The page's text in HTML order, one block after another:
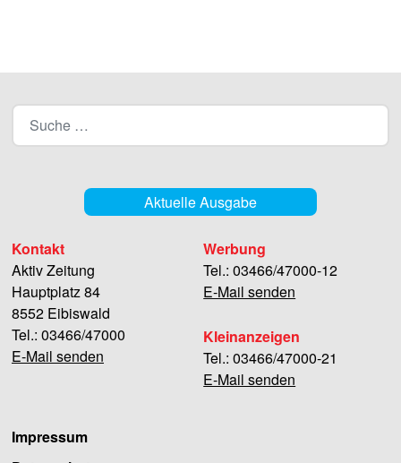
Aktuelle Ausgabe
Kontakt
Aktiv Zeitung
Hauptplatz 84
8552 Eibiswald
Tel.: 03466/47000
E-Mail senden
Werbung
Tel.: 03466/47000-12
E-Mail senden
Kleinanzeigen
Tel.: 03466/47000-21
E-Mail senden
Impressum